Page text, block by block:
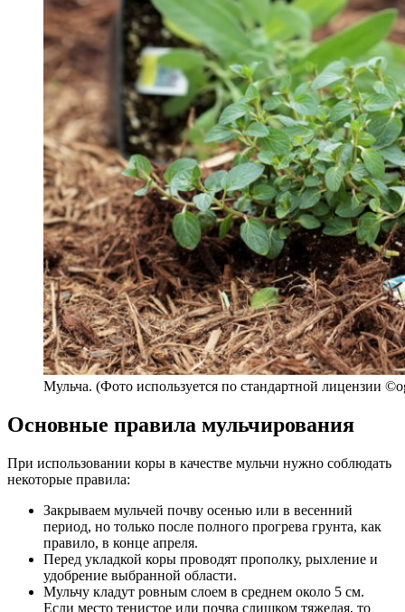
Мульча. (Фото используется по стандартной лицензии
Основные правила мульчирования
При использовании коры в качестве мульчи нужно соблюдать
некоторые правила:
Закрываем мульчей почву осенью или в весенний
период, но только после полного прогрева грунта, как
правило, в конце апреля.
Перед укладкой коры проводят прополку, рыхление и
удобрение выбранной области.
Мульчу кладут ровным слоем в среднем около 5 см.
Если место тенистое или почва слишком тяжелая, то